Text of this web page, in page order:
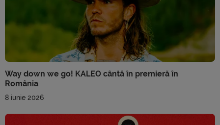
Way down we go! KALEO cântă în premieră în
România
8 iunie 2026